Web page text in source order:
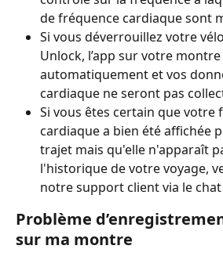
de fréquence cardiaque sont
Si vous déverrouillez votre
Unlock, l’app sur votre
automatiquement et vos
cardiaque ne seront pas
Si vous êtes certain que votre
cardiaque a bien été affichée
trajet mais qu'elle n'apparaît
l'historique de votre voyage,
notre support client via le chat
Problème
sur ma montre